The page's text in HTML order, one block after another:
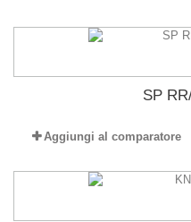
SP
Aggiungi al comparatore